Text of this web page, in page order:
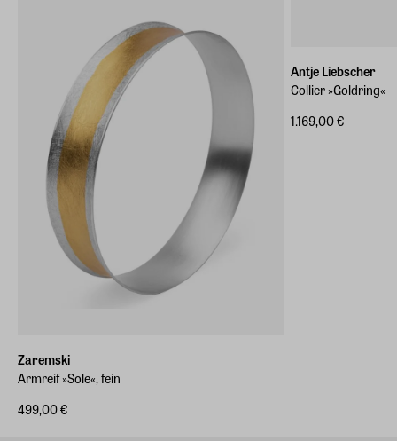
Zaremski
Armreif »Sole«, fein
499,00 €
Antje Liebscher
Collier »Goldring«
1.169,00 €